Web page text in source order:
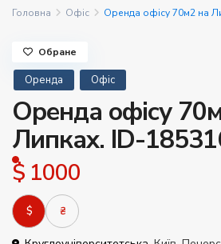
Головна Офіс Оренда офісу 70м2 на
Оренда Офіс
Оренда офісу
Липках. ID-
$ 1000
$ ₴
Обране